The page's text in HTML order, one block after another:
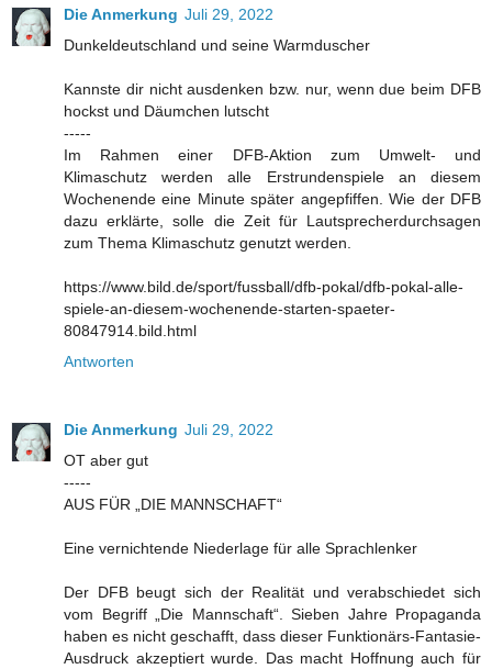
Die Anmerkung Juli 29, 2022
Dunkeldeutschland und seine Warmduscher
Kannste dir nicht ausdenken bzw. nur, wenn due beim DFB
hockst und Däumchen lutscht
-----
Im Rahmen einer DFB-Aktion zum Umwelt- und
Klimaschutz werden alle Erstrundenspiele an diesem
Wochenende eine Minute später angepfiffen. Wie der DFB
dazu erklärte, solle die Zeit für Lautsprecherdurchsagen
zum Thema Klimaschutz genutzt werden.
https://www.bild.de/sport/fussball/dfb-pokal/dfb-pokal-alle-
spiele-an-diesem-wochenende-starten-spaeter-
80847914.bild.html
Antworten
Die Anmerkung Juli 29, 2022
OT aber gut
-----
AUS FÜR „DIE MANNSCHAFT“
Eine vernichtende Niederlage für alle Sprachlenker
Der DFB beugt sich der Realität und verabschiedet sich
vom Begriff „Die Mannschaft“. Sieben Jahre Propaganda
haben es nicht geschafft, dass dieser Funktionärs-Fantasie-
Ausdruck akzeptiert wurde. Das macht Hoffnung auch für